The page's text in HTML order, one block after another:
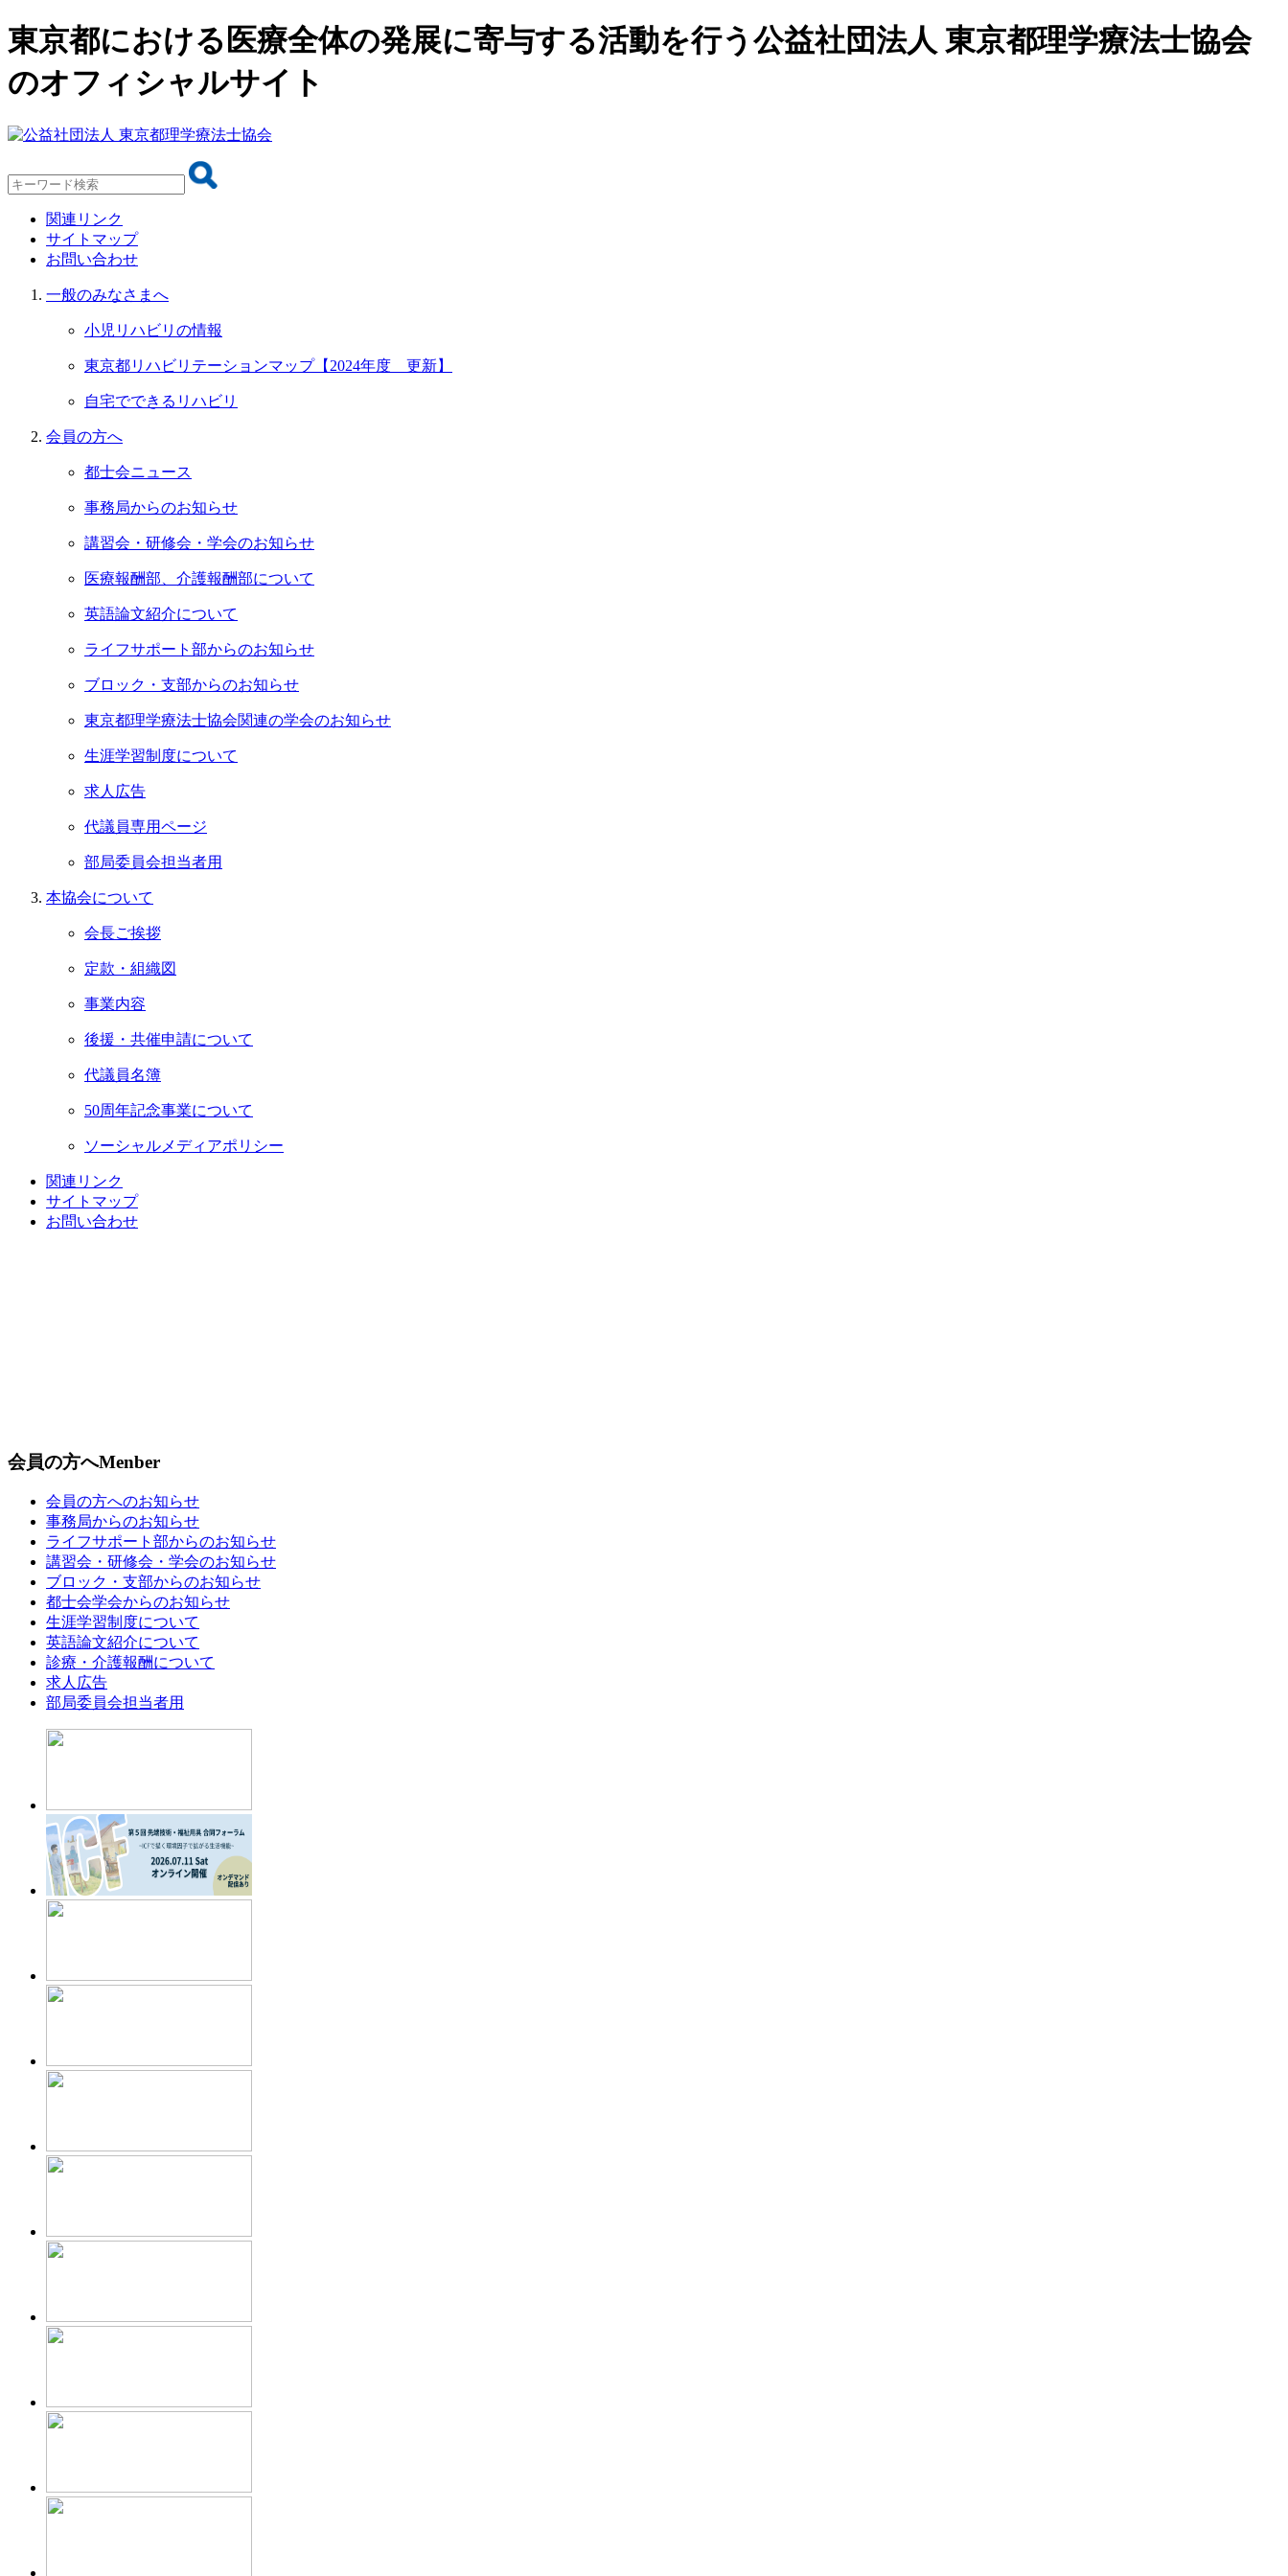
東京都における医療全体の発展に寄与する活動を行う公益社団法人 東京都理学療法士協会
のオフィシャルサイト
関連リンク
サイトマップ
お問い合わせ
一般のみなさまへ
小児リハビリの情報
東京都リハビリテーションマップ【2024年度 更新】
自宅でできるリハビリ
会員の⽅へ
都士会ニュース
事務局からのお知らせ
講習会・研修会・学会のお知らせ
医療報酬部、介護報酬部について
英語論文紹介について
ライフサポート部からのお知らせ
ブロック・支部からのお知らせ
東京都理学療法士協会関連の学会のお知らせ
生涯学習制度について
求人広告
代議員専用ページ
部局委員会担当者用
本協会について
会長ご挨拶
定款・組織図
事業内容
後援・共催申請について
代議員名簿
50周年記念事業について
ソーシャルメディアポリシー
関連リンク
サイトマップ
お問い合わせ
会員の方へMenber
会員の方へのお知らせ
事務局からのお知らせ
ライフサポート部からのお知らせ
講習会・研修会・学会のお知らせ
ブロック・支部からのお知らせ
都士会学会からのお知らせ
生涯学習制度について
英語論文紹介について
診療・介護報酬について
求人広告
部局委員会担当者用